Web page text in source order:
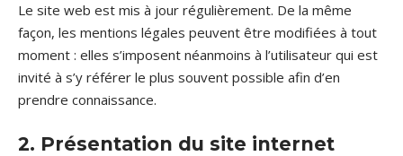
Le site web est mis à jour régulièrement. De la même
façon, les mentions légales peuvent être modifiées à tout
moment : elles s’imposent néanmoins à l’utilisateur qui est
invité à s’y référer le plus souvent possible afin d’en
prendre connaissance.
2. Présentation du site internet